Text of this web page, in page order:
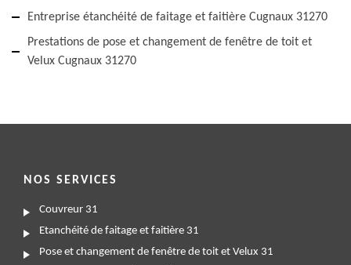
Entreprise étanchéité de faitage et faitière Cugnaux 31270
Prestations de pose et changement de fenêtre de toit et
Velux Cugnaux 31270
NOS SERVICES
Couvreur 31
Etanchéité de faitage et faitière 31
Pose et changement de fenêtre de toit et Velux 31